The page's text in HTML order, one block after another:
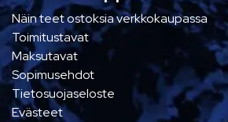
Näin teet ostoksia verkkokaupassa
Toimitustavat
Maksutavat
Sopimusehdot
Tietosuojaseloste
Evästeet